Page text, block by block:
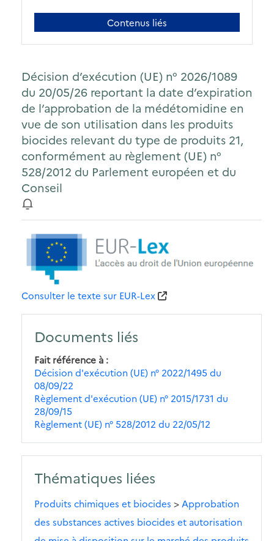
Contenus liés
Décision d’exécution (UE) n° 2026/1089
du 20/05/26 reportant la date d’expiration
de l’approbation de la médétomidine en
vue de son utilisation dans les produits
biocides relevant du type de produits 21,
conformément au règlement (UE) n°
528/2012 du Parlement européen et du
Conseil
Consulter le texte sur EUR-Lex
Documents liés
Fait référence à
Décision d'exécution (UE) n° 2022/1495 du
08/09/22
Règlement d'exécution (UE) n° 2015/1731 du
28/09/15
Règlement (UE) n° 528/2012 du 22/05/12
Thématiques liées
Produits chimiques et biocides > Approbation
des substances actives biocides et autorisation